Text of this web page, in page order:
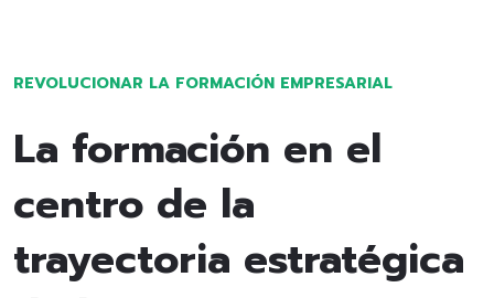
REVOLUCIONAR LA FORMACIÓN EMPRESARIAL
La formación en el
centro de la
trayectoria estratégica